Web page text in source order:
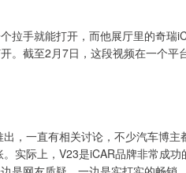
拉手就能打开，而他展厅里的奇瑞
。截至2月7日，这段视频在一个平
，一直有相关讨论，不少汽车博
实际上，V23是iCAR品牌非常成